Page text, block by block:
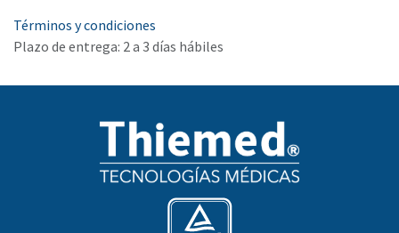
Términos y condiciones
Plazo de entrega: 2 a 3 días hábiles